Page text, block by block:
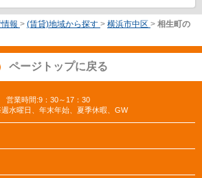
報 > (賃貸)地域から探す > 横浜市中区 > 相生町の
ページトップに戻る
営業時間:9：30～17：30
水曜日、年末年始、夏季休暇、GW